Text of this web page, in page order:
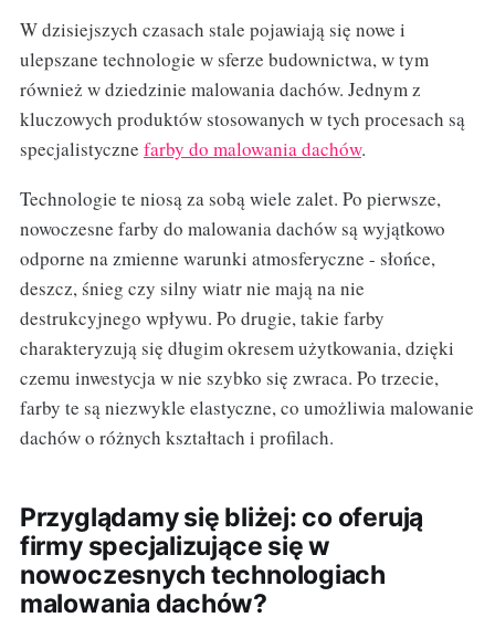
W dzisiejszych czasach stale pojawiają się nowe i
ulepszane technologie w sferze budownictwa, w tym
również w dziedzinie malowania dachów. Jednym z
kluczowych produktów stosowanych w tych procesach są
specjalistyczne farby do malowania dachów.
Technologie te niosą za sobą wiele zalet. Po pierwsze,
nowoczesne farby do malowania dachów są wyjątkowo
odporne na zmienne warunki atmosferyczne - słońce,
deszcz, śnieg czy silny wiatr nie mają na nie
destrukcyjnego wpływu. Po drugie, takie farby
charakteryzują się długim okresem użytkowania, dzięki
czemu inwestycja w nie szybko się zwraca. Po trzecie,
farby te są niezwykle elastyczne, co umożliwia malowanie
dachów o różnych kształtach i profilach.
Przyglądamy się bliżej: co oferują
firmy specjalizujące się w
nowoczesnych technologiach
malowania dachów?